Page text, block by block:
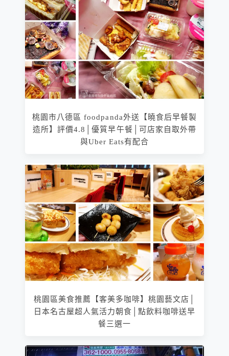
桃園市八德區 foodpanda外送【曉食后早餐製
造所】評價4.8│優質早午餐│可店家自取外帶
與Uber Eats有配合
桃園區美食推薦【客美多咖啡】桃園藝文店│
日本名古屋超人氣活力朝食│點飲料咖啡送早
餐三選一